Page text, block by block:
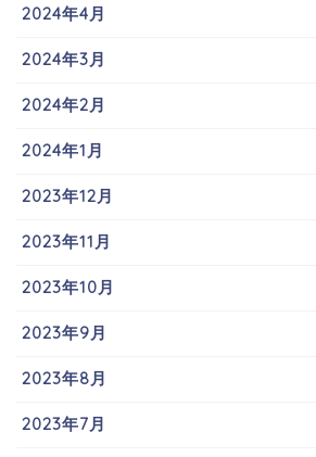
2024年4月
2024年3月
2024年2月
2024年1月
2023年12月
2023年11月
2023年10月
2023年9月
2023年8月
2023年7月